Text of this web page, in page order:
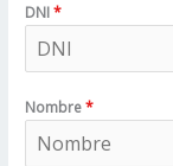
DNI*
Nombre*